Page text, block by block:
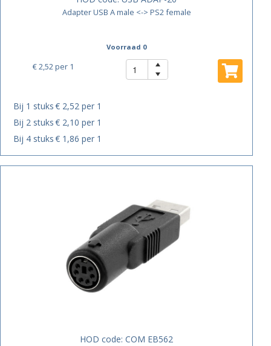
Adapter USB A male <-> PS2 female
Voorraad 0
€ 2,52per 1
Bij 1 stuks€ 2,52 per 1
Bij 2 stuks€ 2,10 per 1
Bij 4 stuks€ 1,86 per 1
HOD code: COM EB562